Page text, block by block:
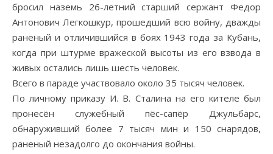
бросил наземь 26-летний старший сержант Федор
Антонович Легкошкур, прошедший всю войну, дважды
раненый и отличившийся в боях 1943 года за Кубань,
когда при штурме вражеской высоты из его взвода в
живых остались лишь шесть человек.
Всего в параде участвовало около 35 тысяч человек.
По личному приказу И. В. Сталина на его кителе был
пронесён служебный пёс-сапёр Джульбарс,
обнаруживший более 7 тысяч мин и 150 снарядов,
раненый незадолго до окончания войны.